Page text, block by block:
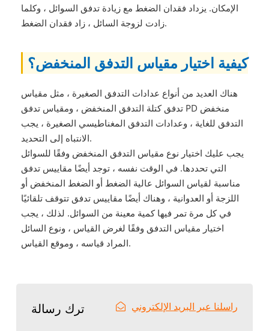
الإمكان. يزداد فقدان الضغط مع زيادة تدفق السوائل ، وكلما
زادت لزوجة السائل ، زاد فقدان الضغط.
كيفية اختيار مقياس التدفق المنخفض؟
هناك العديد من أنواع عدادات التدفق الصغيرة ، مثل مقياس
تدفق كتلة التدفق المنخفض ، ومقياس تدفق PD منخفض
التدفق للغاية ، وعدادات التدفق المغناطيسي الصغيرة ، يجب
الانتباه إلى التحديد.
يجب عليك اختيار نوع مقياس التدفق المنخفض وفقًا للسوائل
التي تحددها. في الوقت نفسه ، توجد أيضًا مقاييس تدفق
مناسبة لقياس السوائل عالية الضغط أو الضغط المنخفض أو
اللزجة أو العدوانية ، وهناك أيضًا مقاييس تدفق تتوقف تلقائيًا
في كل مرة تمر فيها كمية معينة من السوائل. لذلك ، يجب
اختيار مقياس التدفق وفقًا لغرض القياس ، ونوع السائل
المراد قياسه ، وموقع القياس.
ترك رسالة راسلنا عبر البريد الإلكتروني